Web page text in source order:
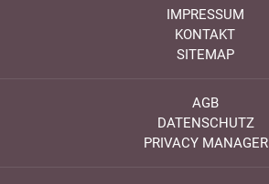
IMPRESSUM
KONTAKT
SITEMAP
AGB
DATENSCHUTZ
PRIVACY MANAGER